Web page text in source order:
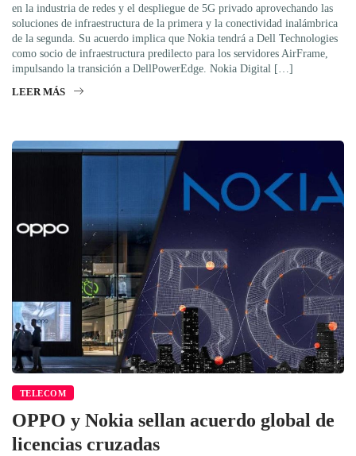
en la industria de redes y el despliegue de 5G privado aprovechando las
soluciones de infraestructura de la primera y la conectividad inalámbrica
de la segunda. Su acuerdo implica que Nokia tendrá a Dell Technologies
como socio de infraestructura predilecto para los servidores AirFrame,
impulsando la transición a DellPowerEdge. Nokia Digital […]
LEER MÁS
TELECOM
OPPO y Nokia sellan acuerdo global de
licencias cruzadas